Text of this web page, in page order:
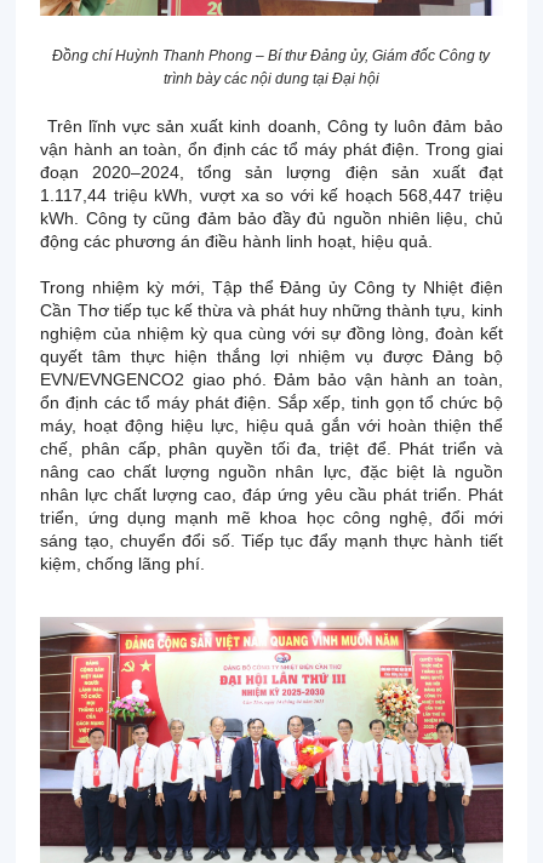
Đồng chí Huỳnh Thanh Phong – Bí thư Đảng ủy, Giám đốc Công ty
trình bày các nội dung tại Đại hội
Trên lĩnh vực sản xuất kinh doanh, Công ty luôn đảm bảo
vận hành an toàn, ổn định các tổ máy phát điện. Trong giai
đoạn 2020–2024, tổng sản lượng điện sản xuất đạt
1.117,44 triệu kWh, vượt xa so với kế hoạch 568,447 triệu
kWh. Công ty cũng đảm bảo đầy đủ nguồn nhiên liệu, chủ
động các phương án điều hành linh hoạt, hiệu quả.
Trong nhiệm kỳ mới, Tập thể Đảng ủy Công ty Nhiệt điện
Cần Thơ tiếp tục kế thừa và phát huy những thành tựu, kinh
nghiệm của nhiệm kỳ qua cùng với sự đồng lòng, đoàn kết
quyết tâm thực hiện thắng lợi nhiệm vụ được Đảng bộ
EVN/EVNGENCO2 giao phó. Đảm bảo vận hành an toàn,
ổn định các tổ máy phát điện. Sắp xếp, tinh gọn tổ chức bộ
máy, hoạt động hiệu lực, hiệu quả gắn với hoàn thiện thể
chế, phân cấp, phân quyền tối đa, triệt để. Phát triển và
nâng cao chất lượng nguồn nhân lực, đặc biệt là nguồn
nhân lực chất lượng cao, đáp ứng yêu cầu phát triển. Phát
triển, ứng dụng mạnh mẽ khoa học công nghệ, đổi mới
sáng tạo, chuyển đổi số. Tiếp tục đẩy mạnh thực hành tiết
kiệm, chống lãng phí.